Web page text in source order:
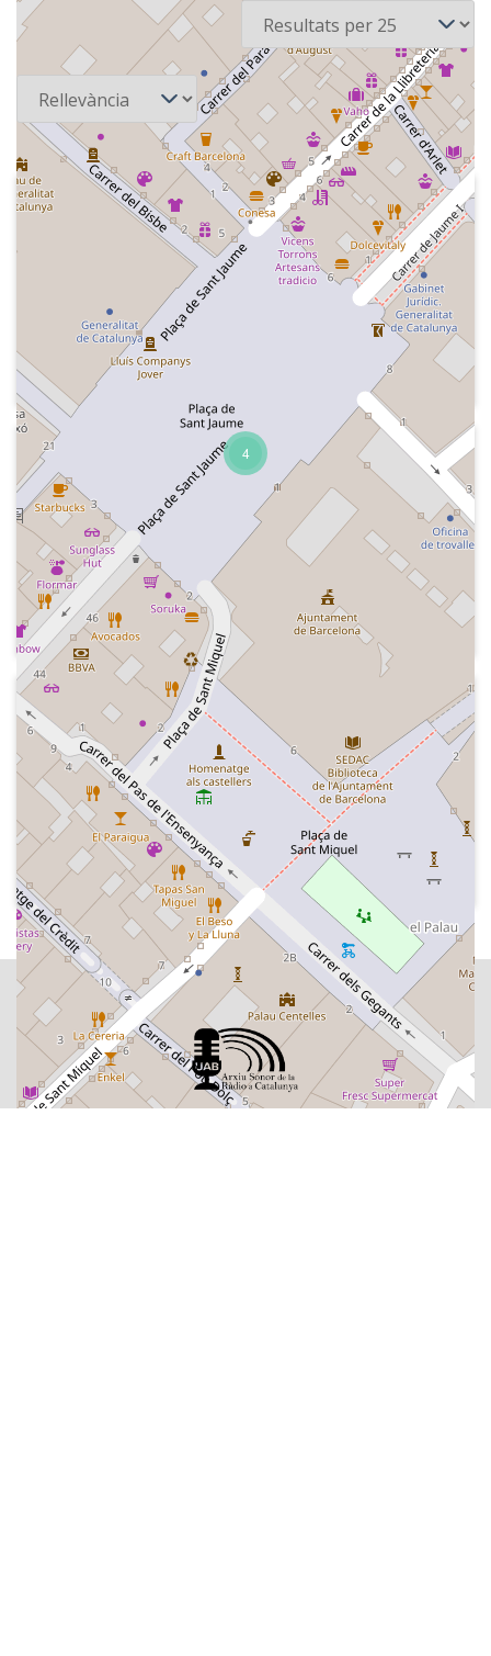
4
Ordena
2006-05-10
Centre d'Art Santa Mònica - Rebeca.
Pasión de becas
Resum del capítol anterior. L'artista
Antoni Abad segueix a la Torre AGBAR
després que no li donessin una beca. Al
peu de la torre hi ha uns alumnes de
l'Escola Massana
Centre d'Art Santa Mònica - Rebeca.
Pasión de becas
Resum del capítol anterior. El Conseller
de Cultura Ferran Mascarell decideix
que els Mossos d'Esquadra detinguin
l'artista Antoni Abad a la Torre AGBAR
de Barcelona . Cançó original del serial
2007
Centre d'Art Santa Mònica - Rebeca.
Pasión de becas
Tres fragments de l'obra.
El protagonista està al límit.
La Torre Agbar.
L'accident.